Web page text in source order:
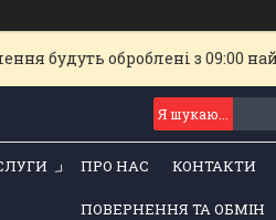
будуть оброблені з 09:00
ПРО НАС КОНТАКТИ
ПОВЕРНЕННЯ ТА ОБМІН